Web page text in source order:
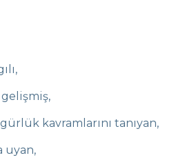
kavramlarını tanıyan,
uyan,